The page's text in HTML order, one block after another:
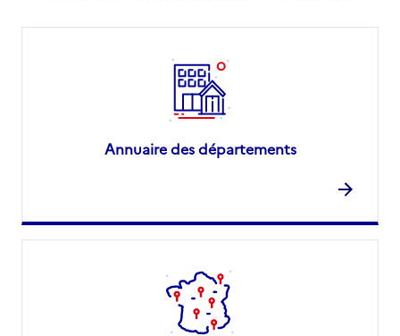
Annuaire des départements